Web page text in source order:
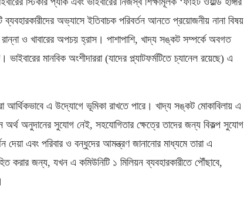
অভ্যাসে ইতিবাচক পরিবর্তন আনতে প্রয়োজনীয় নানা বিষয়
ও খাবারের অপচয় হ্রাস। পাশাপাশি, খাদ্য সঙ্কট সম্পর্কে অবগত
মানবিক অংশীদাররা (যাদের প্ল্যাটফর্মটিতে চ্যানেল রয়েছে) এ
আর্থিকভাবে এ উদ্যোগে ভূমিকা রাখতে পারে। খাদ্য সঙ্কট মোকাবিলায় এ
অর্থ অনুদানের সুযোগ নেই, সহযোগিতার ক্ষেত্রে তাদের জন্য বিকল্প সুযোগ
এবং পরিবার ও বন্ধুদের আমন্ত্রণ জানানোর মাধ্যমে তারা এ
জন্য, যখন এ কমিউনিটি ১ মিলিয়ন ব্যবহারকারীতে পৌঁছাবে,